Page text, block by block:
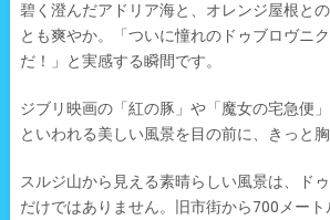
碧く澄んだアドリア海と、オレンジ屋根と
とも爽やか。「ついに憧れのドゥブロヴニ
だ！」と実感する瞬間です。
ジブリ映画の「紅の豚」や「魔女の宅急便
といわれる美しい風景を目の前に、きっと胸
スルジ山から見える素晴らしい風景は、ド
だけではありません。旧市街から700メー